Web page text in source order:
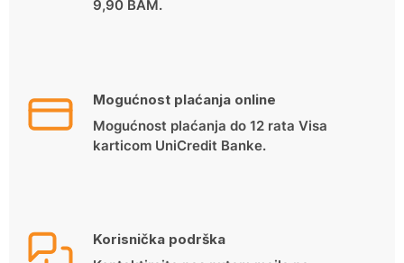
9,90 BAM.
Mogućnost plaćanja online
Mogućnost plaćanja do 12 rata Visa
karticom UniCredit Banke.
Korisnička podrška